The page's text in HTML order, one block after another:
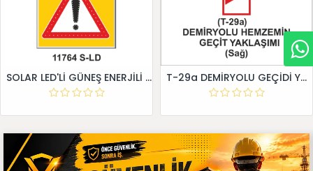
SOLAR LED'Lİ GÜNEŞ ENERJİLİ LEVHA T-29a DEMİRYOLU GEÇİDİ YAKLAŞIM LEVHALARI (Sağ)